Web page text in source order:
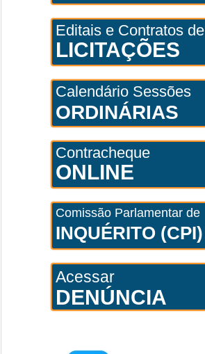
Editais e Contratos de
LICITAÇÕES
Calendário Sessões
ORDINÁRIAS
Contracheque
ONLINE
Comissão Parlamentar de
INQUÉRITO (CPI)
Acessar
DENÚNCIA